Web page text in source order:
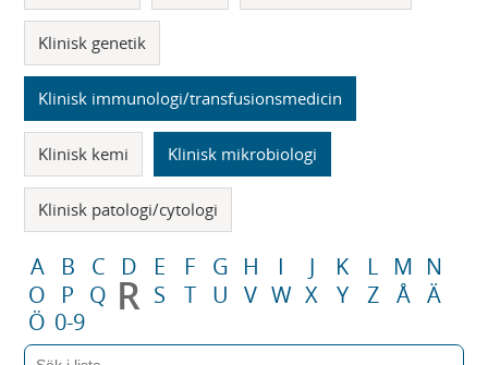
Klinisk genetik
Klinisk immunologi/transfusionsmedicin
Klinisk kemi Klinisk mikrobiologi
Klinisk patologi/cytologi
A B C D E F G H I J K L M N
O
P Q R S T U V W X Y Z Å Ä
Ö 0-9